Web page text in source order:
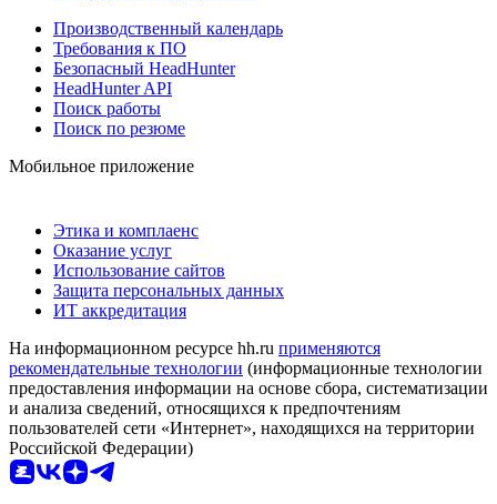
Производственный календарь
Требования к ПО
Безопасный HeadHunter
HeadHunter API
Поиск работы
Поиск по резюме
Мобильное приложение
Этика и комплаенс
Оказание услуг
Использование сайтов
Защита персональных данных
ИТ аккредитация
На информационном ресурсе hh.ru применяются
рекомендательные технологии (информационные технологии
предоставления информации на основе сбора, систематизации
и анализа сведений, относящихся к предпочтениям
пользователей сети «Интернет», находящихся на территории
Российской Федерации)